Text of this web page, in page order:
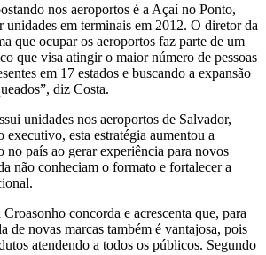
nos aeroportos é a Açaí no Ponto,
unidades em terminais em 2012. O diretor da
que ocupar os aeroportos faz parte de um
que visa atingir o maior número de pessoas
em 17 estados e buscando a expansão
diz Costa.
unidades nos aeroportos de Salvador,
executivo, esta estratégia aumentou a
país ao gerar experiência para novos
não conheciam o formato e fortalecer a
concorda e acrescenta que, para
de novas marcas também é vantajosa, pois
atendendo a todos os públicos. Segundo